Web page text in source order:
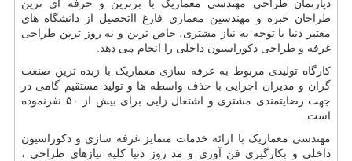
دپارتمان طراحی مهندسی معماریک با برترین و حرفه ای ترین
طراحان خبره و مهندسین معماری فارغ ااتحصیل از دانشگاه های
معتبر دنیا با توجه به نیاز مشتری، خاص ترین و به روز ترین طراحی
غرفه و طراحی دکوراسیون داخلی را انجام می دهد.
کارگاه تولیدی مربوط به غرفه سازی معماریک با زبده ترین صنعت
گران و مدیران اجرایی با حذف واسطه ها و تولید مستقیم گامی در
جهت رضایتمندی مشتری و اشتغال زایی برای بیش از ۵۰ نفرنموده
است.
مهندسی معماریک با ارائه خدمات متمایز غرفه سازی و دکوراسیون
داخلی و بکارگیری فن آوری و مد روز دنیا کلیه نیازهای طراحی ،